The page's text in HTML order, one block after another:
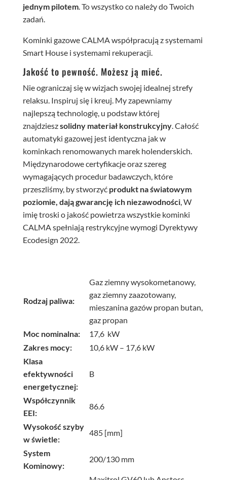
jednym pilotem. To wszystko co należy do Twoich
zadań.
Kominki gazowe CALMA współpracują z systemami
Smart House i systemami rekuperacji.
Jakość to pewność. Możesz ją mieć.
Nie ograniczaj się w wizjach swojej idealnej strefy
relaksu. Inspiruj się i kreuj. My zapewniamy
najlepszą technologię, u podstaw której
znajdzieszsolidny materiał konstrukcyjny. Całość
automatyki gazowej jest identyczna jak w
kominkach renomowanych marek holenderskich.
Międzynarodowe certyfikacje oraz szereg
wymagających procedur badawczych, które
przeszliśmy, by stworzyć produkt na światowym
poziomie, dają gwarancję ich niezawodności, W
imię troski o jakość powietrza wszystkie kominki
CALMA spełniają restrykcyjne wymogi Dyrektywy
Ecodesign 2022.
Rodzaj paliwa:
Gaz ziemny wysokometanowy,
gaz ziemny zaazotowany,
mieszanina gazów propan butan,
gaz propan
Moc nominalna:
17,6 kW
Zakres mocy:
10,6 kW – 17,6 kW
Klasa
efektywności
energetycznej:
B
Współczynnik
EEI:
86.6
Wysokość szyby
w świetle:
485 [mm]
System
Kominowy:
200/130 mm